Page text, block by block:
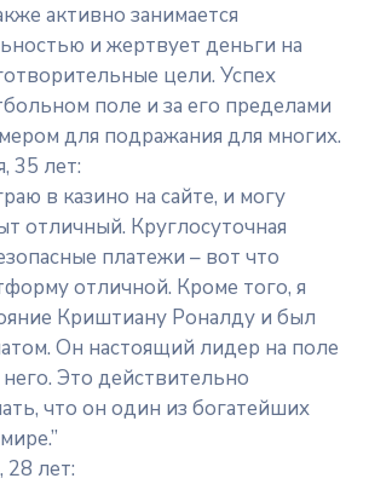
активно занимается
и жертвует деньги на
цели. Успех
поле и за его пределами
для подражания для многих.
35 лет:
в казино на сайте, и могу
отличный. Круглосуточная
платежи – вот что
отличной. Кроме того, я
Криштиану Роналду и был
Он настоящий лидер на поле
Это действительно
что он один из богатейших
лет: